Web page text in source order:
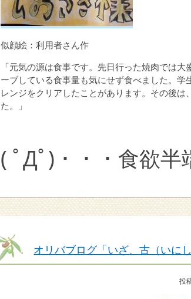
似顔絵：利用者さん作
「元気の源は食事です。先日行った焼肉では
ーブしている食事量も気にせず食べました。
レンジをクリアしたことがあります。その後
た。」
( ﾟДﾟ)・・・食欲半
オリバブログ「いざ、古（いに
投